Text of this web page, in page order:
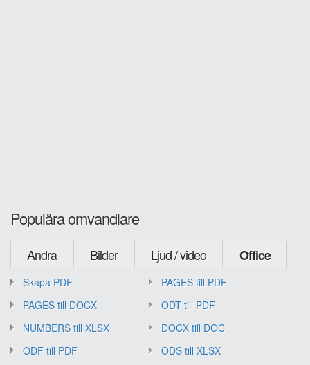
Populära omvandlare
Andra Bilder Ljud / video Office
Skapa PDF
PAGES till PDF
PAGES till DOCX
ODT till PDF
NUMBERS till XLSX
DOCX till DOC
ODF till PDF
ODS till XLSX